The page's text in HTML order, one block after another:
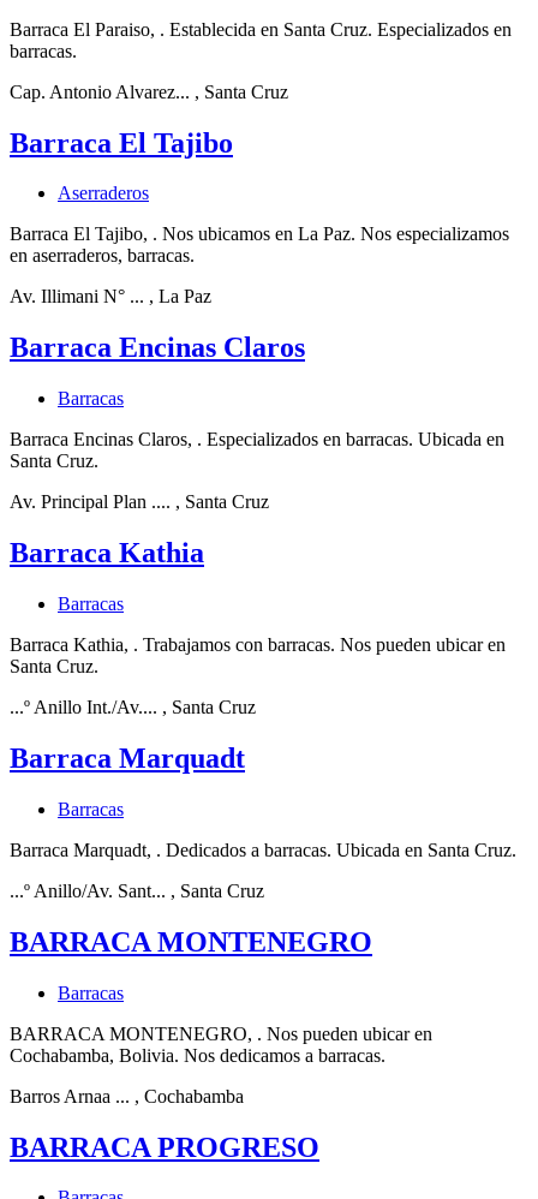
Barraca El Paraiso, . Establecida en Santa Cruz. Especializados en
barracas.
Cap. Antonio Alvarez... , Santa Cruz
Barraca El Tajibo
Aserraderos
Barraca El Tajibo, . Nos ubicamos en La Paz. Nos especializamos
en aserraderos, barracas.
Av. Illimani N° ... , La Paz
Barraca Encinas Claros
Barracas
Barraca Encinas Claros, . Especializados en barracas. Ubicada en
Santa Cruz.
Av. Principal Plan .... , Santa Cruz
Barraca Kathia
Barracas
Barraca Kathia, . Trabajamos con barracas. Nos pueden ubicar en
Santa Cruz.
...º Anillo Int./Av.... , Santa Cruz
Barraca Marquadt
Barracas
Barraca Marquadt, . Dedicados a barracas. Ubicada en Santa Cruz.
...º Anillo/Av. Sant... , Santa Cruz
BARRACA MONTENEGRO
Barracas
BARRACA MONTENEGRO, . Nos pueden ubicar en
Cochabamba, Bolivia. Nos dedicamos a barracas.
Barros Arnaa ... , Cochabamba
BARRACA PROGRESO